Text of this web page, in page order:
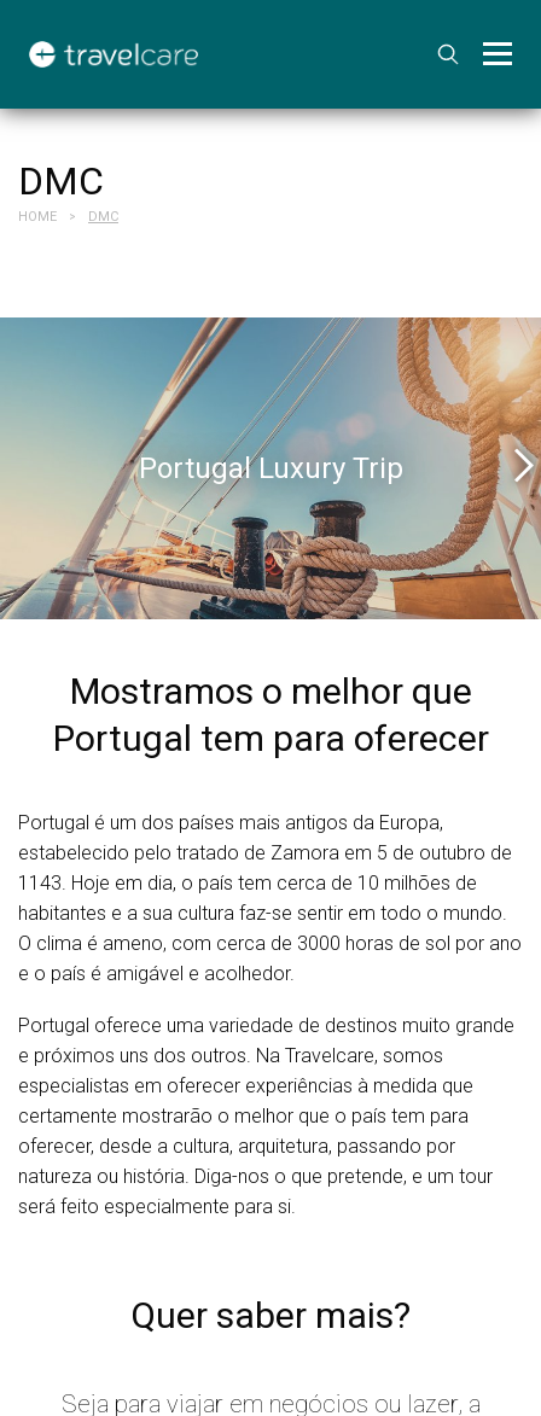
DMC
HOME > DMC
Portugal Luxury Trip
Mostramos o melhor que
Portugal tem para oferecer
Portugal é um dos países mais antigos da Europa,
estabelecido pelo tratado de Zamora em 5 de outubro de
1143. Hoje em dia, o país tem cerca de 10 milhões de
habitantes e a sua cultura faz-se sentir em todo o mundo.
O clima é ameno, com cerca de 3000 horas de sol por ano
e o país é amigável e acolhedor.
Portugal oferece uma variedade de destinos muito grande
e próximos uns dos outros. Na Travelcare, somos
especialistas em oferecer experiências à medida que
certamente mostrarão o melhor que o país tem para
oferecer, desde a cultura, arquitetura, passando por
natureza ou história. Diga-nos o que pretende, e um tour
será feito especialmente para si.
Quer saber mais?
Seja para viajar em negócios ou lazer, a